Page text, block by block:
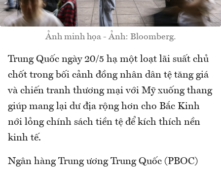
Ảnh minh họa - Ảnh: Bloomberg.
Trung Quốc ngày 20/5 hạ một loạt lãi suất chủ
chốt trong bối cảnh đồng nhân dân tệ tăng giá
và chiến tranh thương mại với Mỹ xuống thang
giúp mang lại dư địa rộng hơn cho Bắc Kinh
nới lỏng chính sách tiền tệ để kích thích nền
kinh tế.
Ngân hàng Trung ương Trung Quốc (PBOC)